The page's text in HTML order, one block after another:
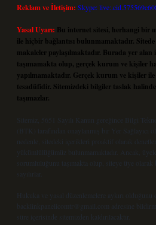
Reklam ve İletişim: Skype:
Yasal Uyarı: Bu internet sitesi, herhangi bir
ile hiçbir bağlantısı bulunmamaktadır. Sitede
makaleler paylaşılmaktadır. Burada yer
taşımamakta olup, gerçek kurum ve kişiler
yapılmamaktadır. Gerçek kurum ve kişiler
tesadüfidir. Sitemizdeki bilgiler taslak
taşımazlar.
Sitemiz, 5651 Sayılı Kanun gereğince Bilgi
(BTK) tarafından onaylanmış bir Yer Sağlayıcı
nedenle, sitedeki içerikleri proaktif olarak
yükümlülüğümüz bulunmamaktadır. Ancak,
sorumluluğunu taşımakta olup, siteye üye
sayılırlar.
Hukuka ve yasal düzenlemelere aykırı olduğunu
backlinkpanelicomtr@gmail.com
adresine
süre içerisinde sitemizden kaldırılacaktır.